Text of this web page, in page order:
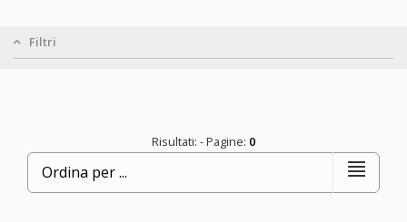
Filtri
Risultati: - Pagine: 0